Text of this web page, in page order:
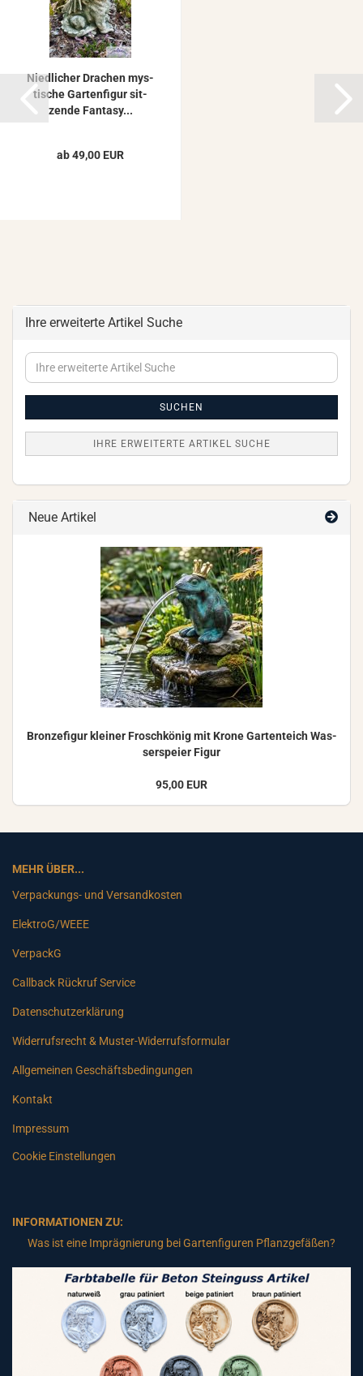
Nied­li­cher Dra­chen mys­
ti­sche Gar­ten­fi­gur sit­
zen­de Fan­ta­sy...
ab 49,00 EUR
Ihre erweiterte Artikel Suche
Ihre
erweiterte
SUCHEN
IHRE ERWEITERTE ARTIKEL SUCHE
Neue Artikel
Bron­ze­fi­gur klei­ner Frosch­kö­nig mit Krone Gar­ten­teich Was­
ser­spei­er Figur
95,00 EUR
MEHR ÜBER...
Verpackungs- und Versandkosten
ElektroG/WEEE
VerpackG
Callback Rückruf Service
Datenschutzerklärung
Widerrufsrecht & Muster-Widerrufsformular
Allgemeinen Geschäftsbedingungen
Kontakt
Impressum
Cookie Einstellungen
INFORMATIONEN ZU:
Was ist eine Imprägnierung bei Gartenfiguren Pflanzgefäßen?